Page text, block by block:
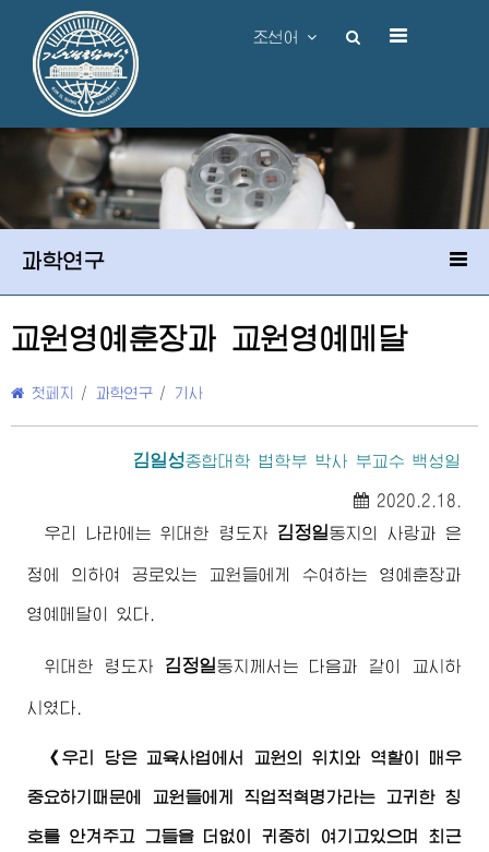
조선어
과학연구
교원영예훈장과 교원영예메달
첫페지 / 과학연구 / 기사
김일성종합대학 법학부 박사 부교수 백성일
2020.2.18.
우리 나라에는위대한 령도자 김정일동지 의 사랑과 은
정에 의하여 공로있는 교원들에게 수여하는 영예훈장과
영예메달이 있다.
위대한 령도자 김정일동지 께서는 다음과 같이 교시하
시였다.
《우리 당은 교육사업에서 교원의 위치와 역할이 매우
중요하기때문에 교원들에게 직업적혁명가라는 고귀한 칭
호를 안겨주고 그들을 더없이 귀중히 여기고있으며 최근